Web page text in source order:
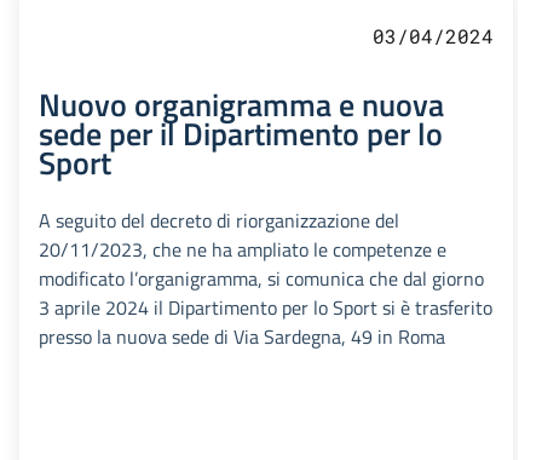
03/04/2024
Nuovo organigramma e nuova
sede per il Dipartimento per lo
Sport
A seguito del decreto di riorganizzazione del
20/11/2023, che ne ha ampliato le competenze e
modificato l’organigramma, si comunica che dal giorno
3 aprile 2024 il Dipartimento per lo Sport si è trasferito
presso la nuova sede di Via Sardegna, 49 in Roma